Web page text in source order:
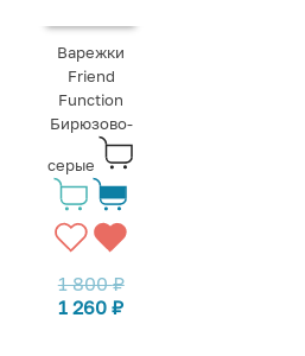
Варежки
Friend
Function
Бирюзово-
серые
1 800₽
1 260₽